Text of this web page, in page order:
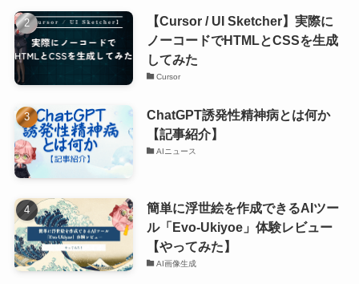
【Cursor / UI Sketcher】実際に
ノーコードでHTMLとCSSを生成
してみた
Cursor
ChatGPT誘発性精神病とは何か
【記事紹介】
AIニュース
簡単に浮世絵を作成できるAIツー
ル「Evo-Ukiyoe」体験レビュー
【やってみた】
AI画像生成